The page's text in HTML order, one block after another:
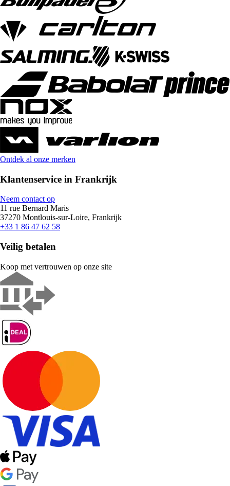
Ontdek al onze merken
Klantenservice in Frankrijk
Neem contact op
11 rue Bernard Maris
37270 Montlouis-sur-Loire, Frankrijk
+33 1 86 47 62 58
Veilig betalen
Koop met vertrouwen op onze site